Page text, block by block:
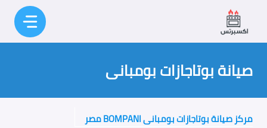
المحتوى
صيانة بوتاجازات بومبانى
مركز صيانة بوتاجازات بومبانى BOMPANI مصر